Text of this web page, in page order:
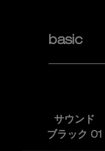
basic
サウンド
ブラック 01